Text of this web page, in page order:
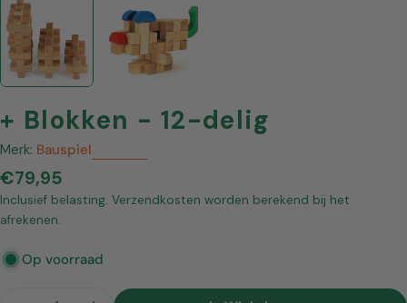
+ Blokken - 12-delig
Merk: Bauspiel
Normale
prijs
€79,95
Inclusief belasting. Verzendkosten worden berekend bij het
afrekenen.
Op voorraad
Hoeveelheid